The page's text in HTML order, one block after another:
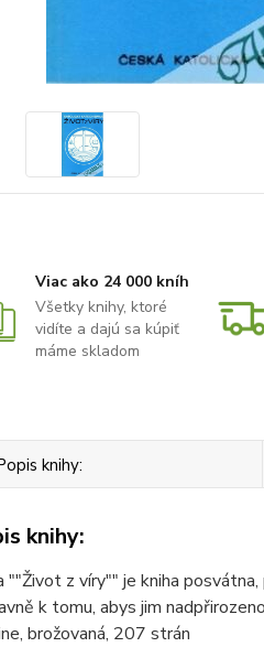
Viac ako 24 000 kníh
Všetky knihy, ktoré
vidíte a dajú sa kúpiť
máme skladom
knihy:
knihy:
""Život z víry"" je kniha
k tomu, abys jim
brožovaná, 207 strán